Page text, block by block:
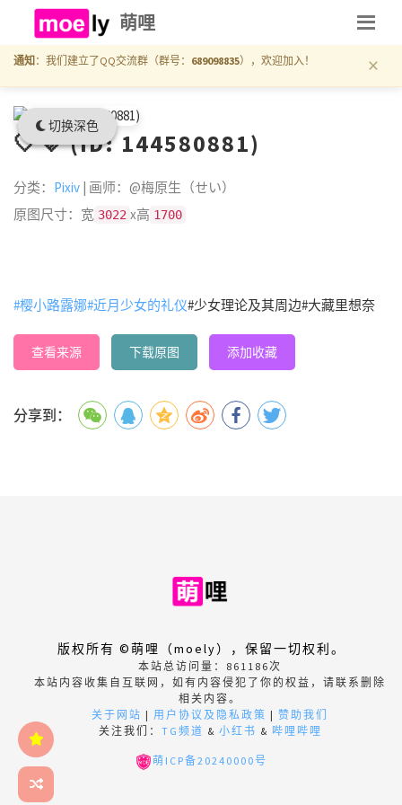
切换深色
萌哩
通知 ：我们建立了QQ交流群（群号： 689098835），欢迎加入！ ×
🤍💜 (ID: 144580881)
分类： Pixiv | 画师：@梅原生（せい）
原图尺寸：宽 3022 x高 1700
#樱小路露娜#近月少女的礼仪#少女理论及其周边#大藏里想奈
查看来源 下载原图 添加收藏
分享到：
版权所有 ©萌哩（moely），保留一切权利。
本站总访问量： 861186次
本站内容收集自互联网，如有内容侵犯了你的权益，请联系删除
相关内容。
关于网站 | 用户协议及隐私政策 | 赞助我们
关注我们： TG频道 & 小红书 & 哔哩哔哩
萌ICP备20240000号